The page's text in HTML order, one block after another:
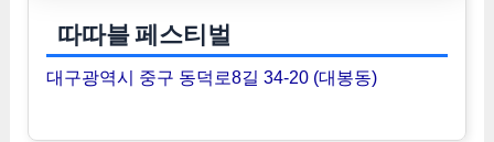
따따블 페스티벌
대구광역시 중구 동덕로8길 34-20 (대봉동)